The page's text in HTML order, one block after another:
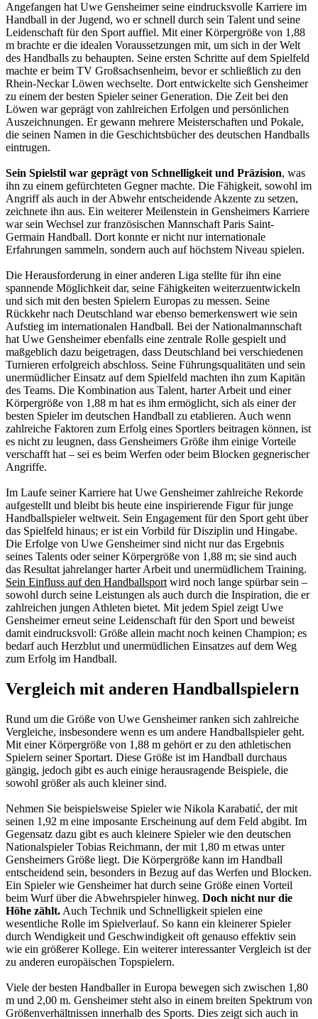
Angefangen hat Uwe Gensheimer seine eindrucksvolle Karriere im
Handball in der Jugend, wo er schnell durch sein Talent und seine
Leidenschaft für den Sport auffiel. Mit einer Körpergröße von 1,88
m brachte er die idealen Voraussetzungen mit, um sich in der Welt
des Handballs zu behaupten. Seine ersten Schritte auf dem Spielfeld
machte er beim TV Großsachsenheim, bevor er schließlich zu den
Rhein-Neckar Löwen wechselte. Dort entwickelte sich Gensheimer
zu einem der besten Spieler seiner Generation. Die Zeit bei den
Löwen war geprägt von zahlreichen Erfolgen und persönlichen
Auszeichnungen. Er gewann mehrere Meisterschaften und Pokale,
die seinen Namen in die Geschichtsbücher des deutschen Handballs
eintrugen.
Sein Spielstil war geprägt von Schnelligkeit und Präzision, was
ihn zu einem gefürchteten Gegner machte. Die Fähigkeit, sowohl im
Angriff als auch in der Abwehr entscheidende Akzente zu setzen,
zeichnete ihn aus. Ein weiterer Meilenstein in Gensheimers Karriere
war sein Wechsel zur französischen Mannschaft Paris Saint-
Germain Handball. Dort konnte er nicht nur internationale
Erfahrungen sammeln, sondern auch auf höchstem Niveau spielen.
Die Herausforderung in einer anderen Liga stellte für ihn eine
spannende Möglichkeit dar, seine Fähigkeiten weiterzuentwickeln
und sich mit den besten Spielern Europas zu messen. Seine
Rückkehr nach Deutschland war ebenso bemerkenswert wie sein
Aufstieg im internationalen Handball. Bei der Nationalmannschaft
hat Uwe Gensheimer ebenfalls eine zentrale Rolle gespielt und
maßgeblich dazu beigetragen, dass Deutschland bei verschiedenen
Turnieren erfolgreich abschloss. Seine Führungsqualitäten und sein
unermüdlicher Einsatz auf dem Spielfeld machten ihn zum Kapitän
des Teams. Die Kombination aus Talent, harter Arbeit und einer
Körpergröße von 1,88 m hat es ihm ermöglicht, sich als einer der
besten Spieler im deutschen Handball zu etablieren. Auch wenn
zahlreiche Faktoren zum Erfolg eines Sportlers beitragen können, ist
es nicht zu leugnen, dass Gensheimers Größe ihm einige Vorteile
verschafft hat – sei es beim Werfen oder beim Blocken gegnerischer
Angriffe.
Im Laufe seiner Karriere hat Uwe Gensheimer zahlreiche Rekorde
aufgestellt und bleibt bis heute eine inspirierende Figur für junge
Handballspieler weltweit. Sein Engagement für den Sport geht über
das Spielfeld hinaus; er ist ein Vorbild für Disziplin und Hingabe.
Die Erfolge von Uwe Gensheimer sind nicht nur das Ergebnis
seines Talents oder seiner Körpergröße von 1,88 m; sie sind auch
das Resultat jahrelanger harter Arbeit und unermüdlichem Training.
Sein Einfluss auf den Handballsport wird noch lange spürbar sein –
sowohl durch seine Leistungen als auch durch die Inspiration, die er
zahlreichen jungen Athleten bietet. Mit jedem Spiel zeigt Uwe
Gensheimer erneut seine Leidenschaft für den Sport und beweist
damit eindrucksvoll: Größe allein macht noch keinen Champion; es
bedarf auch Herzblut und unermüdlichen Einsatzes auf dem Weg
zum Erfolg im Handball.
Vergleich mit anderen Handballspielern
Rund um die Größe von Uwe Gensheimer ranken sich zahlreiche
Vergleiche, insbesondere wenn es um andere Handballspieler geht.
Mit einer Körpergröße von 1,88 m gehört er zu den athletischen
Spielern seiner Sportart. Diese Größe ist im Handball durchaus
gängig, jedoch gibt es auch einige herausragende Beispiele, die
sowohl größer als auch kleiner sind.
Nehmen Sie beispielsweise Spieler wie Nikola Karabatić, der mit
seinen 1,92 m eine imposante Erscheinung auf dem Feld abgibt. Im
Gegensatz dazu gibt es auch kleinere Spieler wie den deutschen
Nationalspieler Tobias Reichmann, der mit 1,80 m etwas unter
Gensheimers Größe liegt. Die Körpergröße kann im Handball
entscheidend sein, besonders in Bezug auf das Werfen und Blocken.
Ein Spieler wie Gensheimer hat durch seine Größe einen Vorteil
beim Wurf über die Abwehrspieler hinweg. Doch nicht nur die
Höhe zählt. Auch Technik und Schnelligkeit spielen eine
wesentliche Rolle im Spielverlauf. So kann ein kleinerer Spieler
durch Wendigkeit und Geschwindigkeit oft genauso effektiv sein
wie ein größerer Kollege. Ein weiterer interessanter Vergleich ist der
zu anderen europäischen Topspielern.
Viele der besten Handballer in Europa bewegen sich zwischen 1,80
m und 2,00 m. Gensheimer steht also in einem breiten Spektrum von
Größenverhältnissen innerhalb des Sports. Dies zeigt sich auch in